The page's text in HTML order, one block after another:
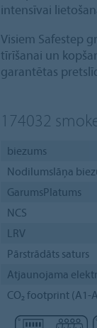
intensīvai
Visiem Safestep
tīrīšanai un
garantētas
174032
biezums
Nodilumslāņa
GarumsPlatums
NCS
LRV
Pārstrādāts saturs
Atjaunojama
CO₂ footprint (A1-